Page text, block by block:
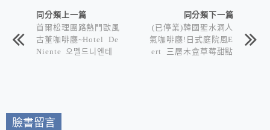
同分類上一篇
首爾松理團路熱門歐風
古董咖啡廳~Hotel De
Niente 오뗄드니엔테
同分類下一篇
(已停業)韓國聖水洞人
氣咖啡廳!日式庭院風E
ert 三層木盒草莓甜點
臉書留言